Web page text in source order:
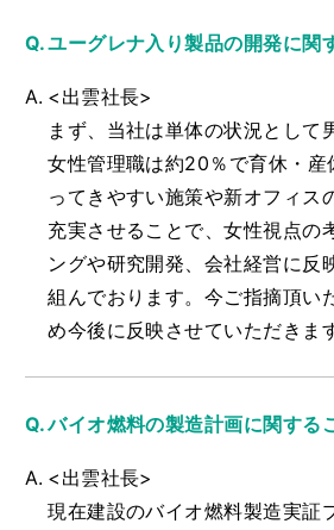
ユーグレナ入り製品の開発に関
<出雲社長>
まず、当社は単体の状況として
女性管理職は約20％で育休・産
ってきやすい施策や新オフィス
充実させることで、女性視点の
ングや研究開発、会社経営に反
組んでおります。今ご指摘頂い
め今後に反映させていただきま
バイオ燃料の製造計画に関する
<出雲社長>
現在建設のバイオ燃料製造実証